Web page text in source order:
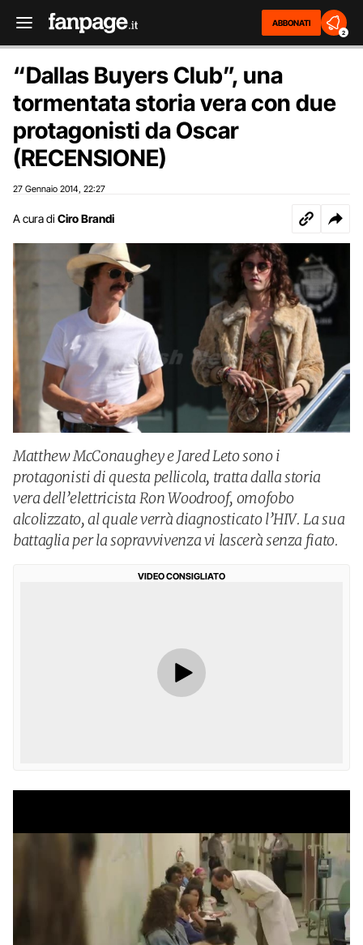
ABBONATI
2
“Dallas Buyers Club”, una
tormentata storia vera con due
protagonisti da Oscar
(RECENSIONE)
27 Gennaio 2014 22:27
A cura di Ciro Brandi
Matthew McConaughey e Jared Leto sono i
protagonisti di questa pellicola, tratta dalla storia
vera dell’elettricista Ron Woodroof, omofobo
alcolizzato, al quale verrà diagnosticato l’HIV. La sua
battaglia per la sopravvivenza vi lascerà senza fiato.
VIDEO CONSIGLIATO